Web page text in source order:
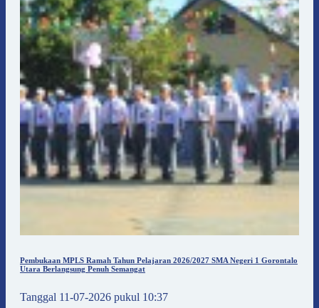
Pembukaan MPLS Ramah Tahun Pelajaran 2026/2027 SMA Negeri 1 Gorontalo
Utara Berlangsung Penuh Semangat
Tanggal 11-07-2026 pukul 10:37